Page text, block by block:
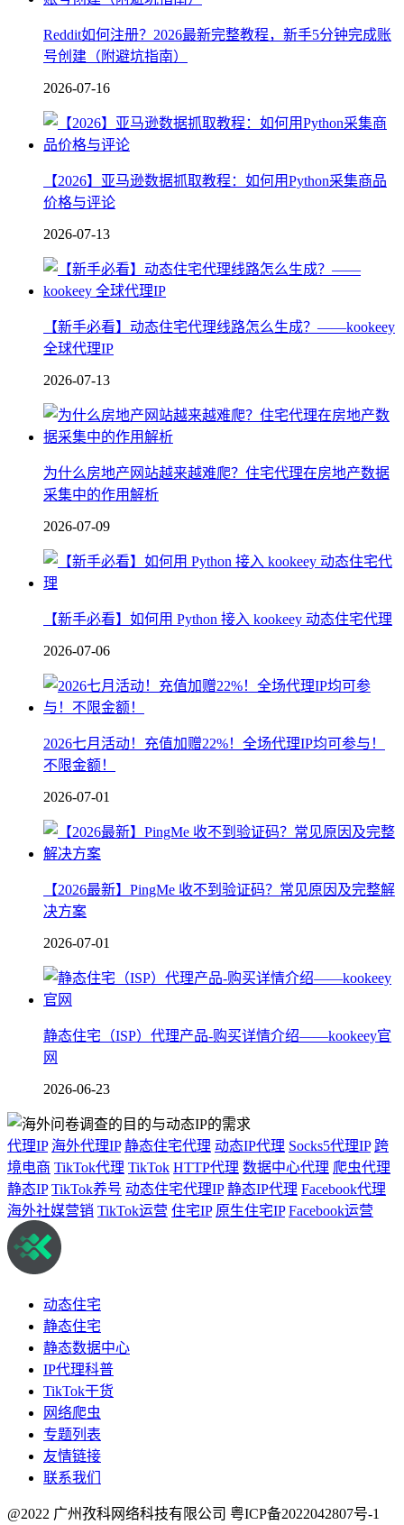
Reddit如何注册？2026最新完整教程，新手5分钟完成账
号创建（附避坑指南）
2026-07-16
【2026】亚马逊数据抓取教程：如何用Python采集商品
价格与评论
2026-07-13
【新手必看】动态住宅代理线路怎么生成？——kookeey
全球代理IP
2026-07-13
为什么房地产网站越来越难爬？住宅代理在房地产数据
采集中的作用解析
2026-07-09
【新手必看】如何用 Python 接入 kookeey 动态住宅代理
2026-07-06
2026七月活动！充值加赠22%！全场代理IP均可参与！
不限金额！
2026-07-01
【2026最新】PingMe 收不到验证码？常见原因及完整解
决方案
2026-07-01
静态住宅（ISP）代理产品-购买详情介绍——kookeey官
网
2026-06-23
代理IP 海外代理IP 静态住宅代理 动态IP代理 Socks5代理IP 跨
境电商 TikTok代理 TikTok HTTP代理 数据中心代理 爬虫代理
静态IP TikTok养号 动态住宅代理IP 静态IP代理 Facebook代理
海外社媒营销 TikTok运营 住宅IP 原生住宅IP Facebook运营
动态住宅
静态住宅
静态数据中心
IP代理科普
TikTok干货
网络爬虫
专题列表
友情链接
联系我们
@2022 广州孜科网络科技有限公司 粤ICP备2022042807号-1